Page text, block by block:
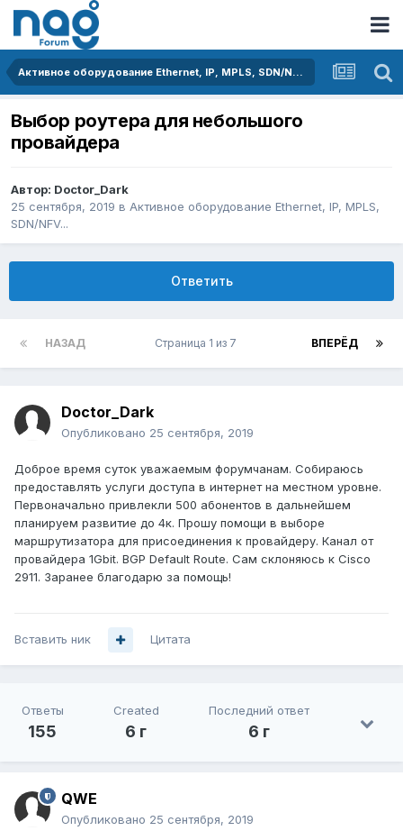
Активное оборудование Ethernet, IP, MPLS, SDN/NFV...
Выбор роутера для небольшого
провайдера
Автор: Doctor_Dark
25 сентября, 2019 в Активное оборудование Ethernet, IP, MPLS,
SDN/NFV...
Ответить
НАЗАД ВПЕРЁД
Страница 1 из 7
Doctor_Dark
Опубликовано 25 сентября, 2019
Доброе время суток уважаемым форумчанам. Собираюсь
предоставлять услуги доступа в интернет на местном уровне.
Первоначально привлекли 500 абонентов в дальнейшем
планируем развитие до 4к. Прошу помощи в выборе
маршрутизатора для присоединения к провайдеру. Канал от
провайдера 1Gbit. BGP Default Route. Сам склоняюсь к Cisco
2911. Заранее благодарю за помощь!
Вставить ник Цитата
Ответы
155
Created
6 г
Последний ответ
6 г
QWE
Опубликовано 25 сентября, 2019